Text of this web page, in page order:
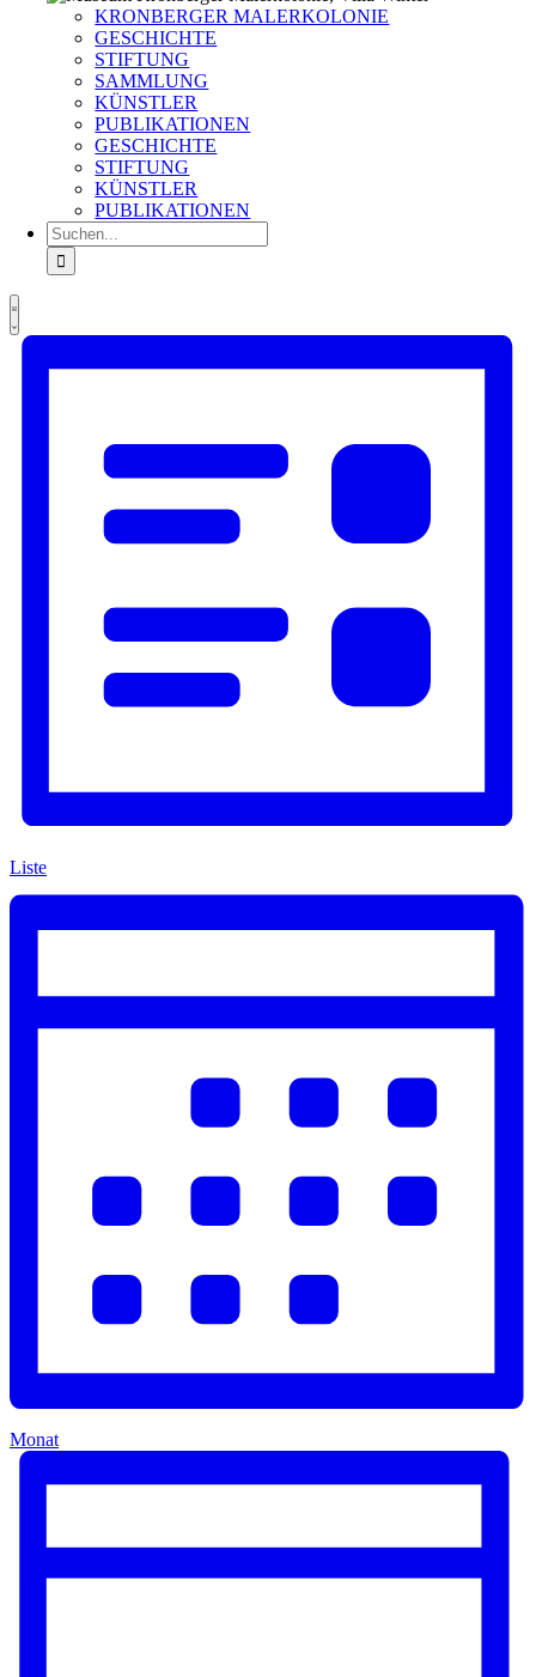
KRONBERGER MALERKOLONIE
GESCHICHTE
STIFTUNG
SAMMLUNG
KÜNSTLER
PUBLIKATIONEN
GESCHICHTE
STIFTUNG
KÜNSTLER
PUBLIKATIONEN
Suche
nach:
Veranstaltungen
Ansichten-
Navigation
Veranstaltung
Ansichten-
Liste
Liste
Monat